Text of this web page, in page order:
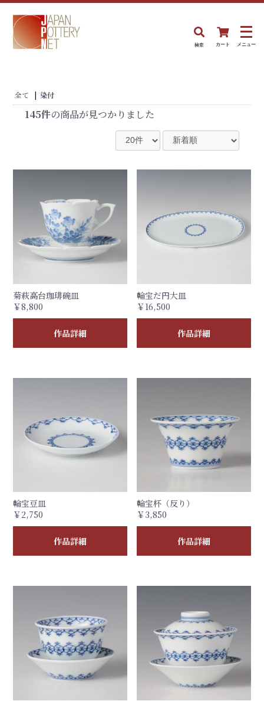
検索 カート メニュー
全て | 染付
145件の商品が見つかりました
菊萩高台珈琲碗皿
￥8,800
作品詳細
輪宝だ円大皿
￥16,500
作品詳細
輪宝豆皿
￥2,750
作品詳細
輪宝杯（反り）
￥3,850
作品詳細